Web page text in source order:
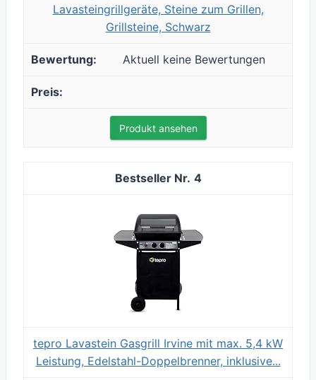
Lavasteingrillgeräte, Steine zum Grillen,
Grillsteine, Schwarz
Aktuell keine Bewertungen
Produkt ansehen
4
tepro Lavastein Gasgrill Irvine mit max. 5,4 kW
Leistung, Edelstahl-Doppelbrenner, inklusive...